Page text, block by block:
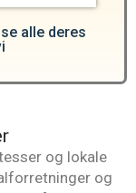
alle deres
og lokale
og